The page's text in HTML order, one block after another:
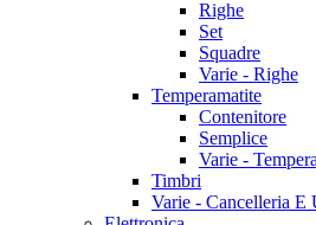
Righe
Set
Squadre
Varie - Righe
Temperamatite
Contenitore
Semplice
Varie -
Timbri
Varie - Cancelleria E